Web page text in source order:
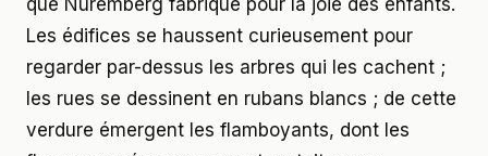
Les édifices se haussent curieusement pour
regarder par-dessus les arbres qui les cachent ;
les rues se dessinent en rubans blancs ; de cette
verdure émergent les flamboyants, dont les